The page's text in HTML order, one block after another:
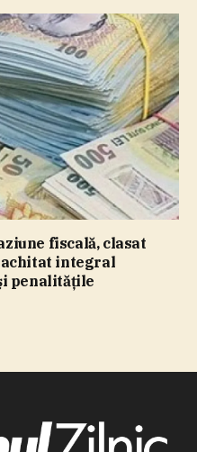
fiscală, clasat
achitat integral
penalităţile